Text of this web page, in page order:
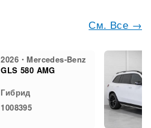
См. Все →
2026・Mercedes-Benz
GLS 580 AMG
Гибрид
1008395